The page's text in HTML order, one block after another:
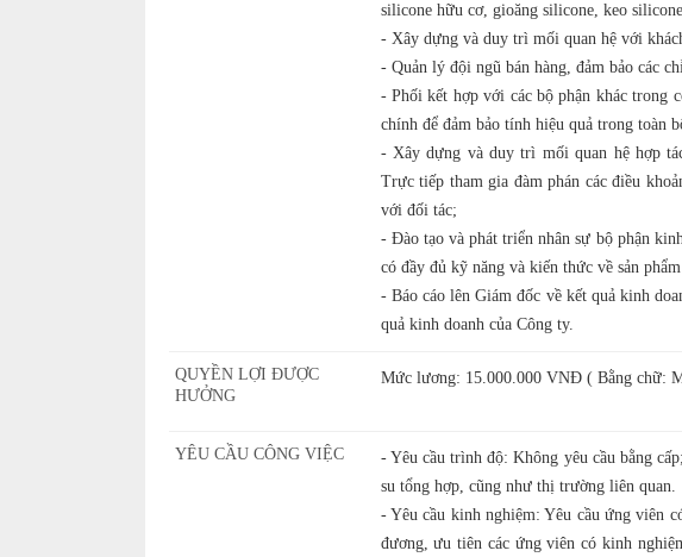
silicone hữu cơ, gioăng silicone, keo
- Xây dựng và duy trì mối quan hệ với
- Quản lý đội ngũ bán hàng, đảm bảo các
- Phối kết hợp với các bộ phận khác trong
chính để đảm bảo tính hiệu quả trong toàn
- Xây dựng và duy trì mối quan hệ hợp
Trực tiếp tham gia đàm phán các điều
với đối tác;
- Đào tạo và phát triển nhân sự bộ phận
có đầy đủ kỹ năng và kiến thức về sản
- Báo cáo lên Giám đốc về kết quả kinh
quả kinh doanh của Công ty.
QUYỀN LỢI ĐƯỢC
HƯỞNG
Mức lương: 15.000.000 VNĐ ( Bằng chữ:
YÊU CẦU CÔNG VIỆC
- Yêu cầu trình độ: Không yêu cầu bằng
su tổng hợp, cũng như thị trường liên quan.
- Yêu cầu kinh nghiệm: Yêu cầu ứng viên
đương, ưu tiên các ứng viên có kinh